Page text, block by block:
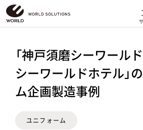
「神戸須磨シーワールド
シーワールドホテル」
ム企画製造事例
ユニフォーム